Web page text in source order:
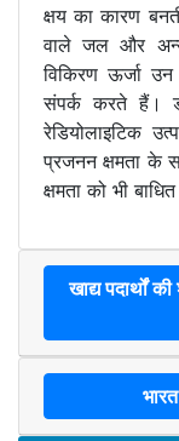
क्षय का कारण
वाले जल और
विकिरण ऊर्जा
संपर्क करते हैं।
रेडियोलाइटिक
प्रजनन क्षमता के
क्षमता को भी
खाद्य पदार्थों